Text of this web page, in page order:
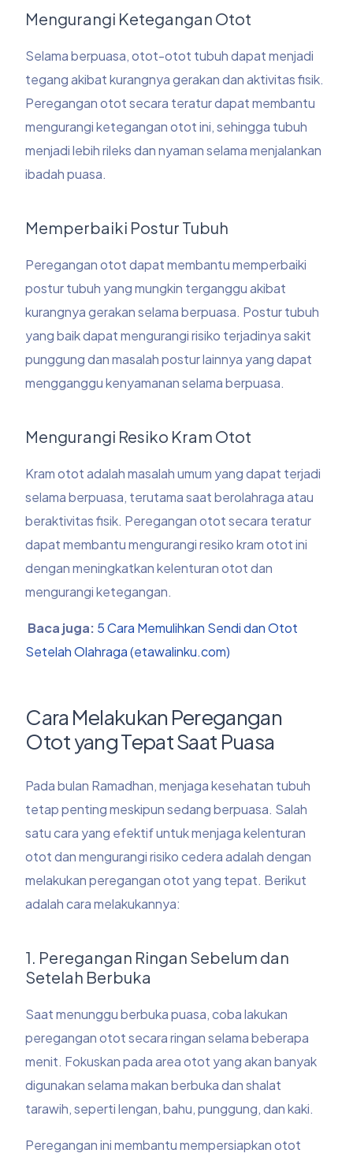
Mengurangi Ketegangan Otot
Selama berpuasa, otot-otot tubuh dapat menjadi
tegang akibat kurangnya gerakan dan aktivitas fisik.
Peregangan otot secara teratur dapat membantu
mengurangi ketegangan otot ini, sehingga tubuh
menjadi lebih rileks dan nyaman selama menjalankan
ibadah puasa.
Memperbaiki Postur Tubuh
Peregangan otot dapat membantu memperbaiki
postur tubuh yang mungkin terganggu akibat
kurangnya gerakan selama berpuasa. Postur tubuh
yang baik dapat mengurangi risiko terjadinya sakit
punggung dan masalah postur lainnya yang dapat
mengganggu kenyamanan selama berpuasa.
Mengurangi Resiko Kram Otot
Kram otot adalah masalah umum yang dapat terjadi
selama berpuasa, terutama saat berolahraga atau
beraktivitas fisik. Peregangan otot secara teratur
dapat membantu mengurangi resiko kram otot ini
dengan meningkatkan kelenturan otot dan
mengurangi ketegangan.
Baca juga: 5 Cara Memulihkan Sendi dan Otot
Setelah Olahraga (etawalinku.com)
Cara Melakukan Peregangan
Otot yang Tepat Saat Puasa
Pada bulan Ramadhan, menjaga kesehatan tubuh
tetap penting meskipun sedang berpuasa. Salah
satu cara yang efektif untuk menjaga kelenturan
otot dan mengurangi risiko cedera adalah dengan
melakukan peregangan otot yang tepat. Berikut
adalah cara melakukannya:
1. Peregangan Ringan Sebelum dan
Setelah Berbuka
Saat menunggu berbuka puasa, coba lakukan
peregangan otot secara ringan selama beberapa
menit. Fokuskan pada area otot yang akan banyak
digunakan selama makan berbuka dan shalat
tarawih, seperti lengan, bahu, punggung, dan kaki.
Peregangan ini membantu mempersiapkan otot